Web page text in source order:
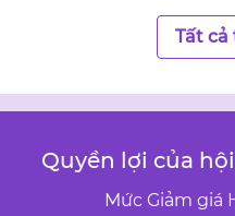
Tất
Quyền lợi của
Mức Giảm giá